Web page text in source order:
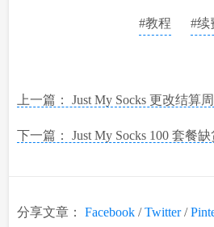
#教程 #续
上一篇： Just My Socks 更改结算
下一篇： Just My Socks 100 套餐缺
分享文章：Facebook /Twitter/